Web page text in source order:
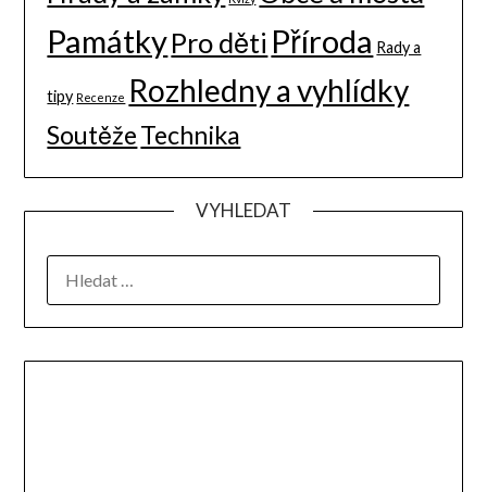
PamátkyPro děti Příroda Rady a
tipy Recenze Rozhledny a vyhlídky
SoutěžeTechnika
VYHLEDAT